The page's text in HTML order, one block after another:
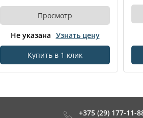
Просмотр
Не указана Узнать цену
Купить в 1 клик
+375 (29) 177-11-